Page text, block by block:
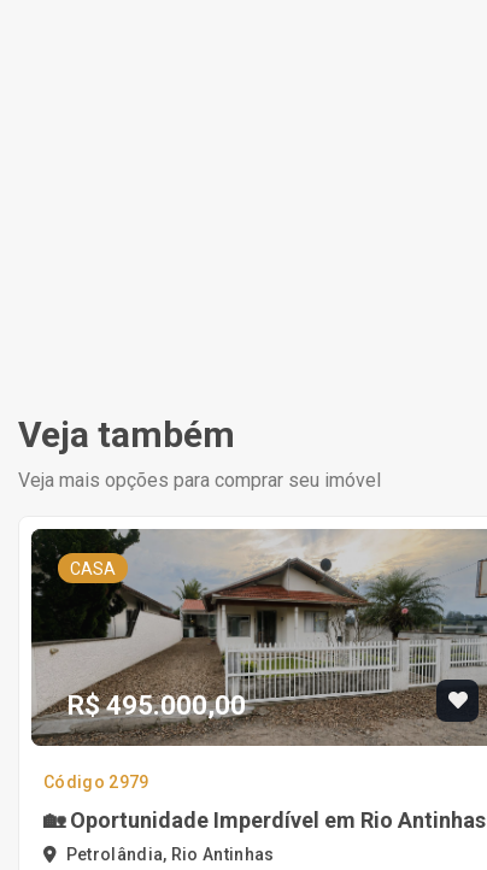
Veja também
Veja mais opções para comprar seu imóvel
CASA
R$ 495.000,00
Código 2979
🏡 Oportunidade Imperdível em Rio Antinhas
Petrolândia, Rio Antinhas